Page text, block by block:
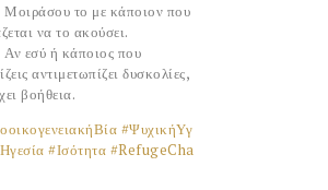
Μοιράσου το με κάποιον που
να το ακούσει.
Αν εσύ ή κάποιος που
αντιμετωπίζει δυσκολίες,
βοήθεια.
#ΨυχικήΥγ
#Ισότητα #RefugeCha